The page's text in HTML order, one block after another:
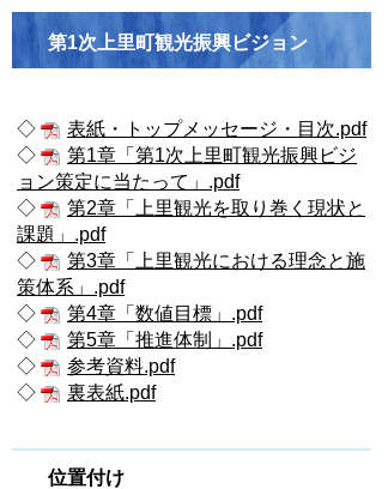
第1次上里町観光振興ビジョン
◇
表紙・トップメッセージ・目次.pdf
◇
第1章「第1次上里町観光振興ビジ
ョン策定に当たって」.pdf
◇
第2章「上里観光を取り巻く現状と
課題」.pdf
◇
第3章「上里観光における理念と施
策体系」.pdf
◇
第4章「数値目標」.pdf
◇
第5章「推進体制」.pdf
◇
参考資料.pdf
◇
裏表紙.pdf
位置付け